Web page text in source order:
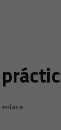
enlace